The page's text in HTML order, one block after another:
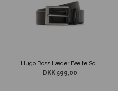
Hugo Boss Læder Bælte Sort
DKK 599,00